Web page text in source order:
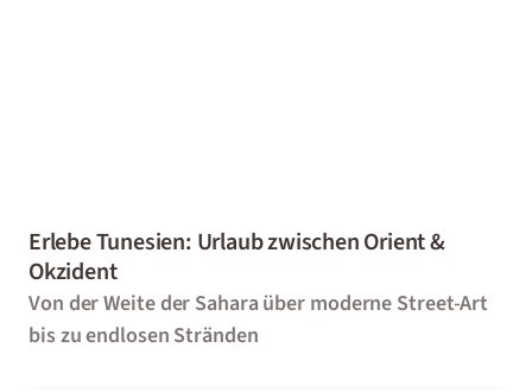
Erlebe Tunesien: Urlaub zwischen Orient &
Okzident
Von der Weite der Sahara über moderne Street-Art
bis zu endlosen Stränden